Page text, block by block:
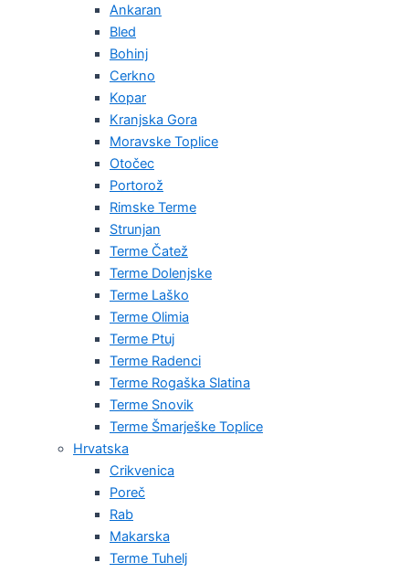
Ankaran
Bled
Bohinj
Cerkno
Kopar
Kranjska Gora
Moravske Toplice
Otočec
Portorož
Rimske Terme
Strunjan
Terme Čatež
Terme Dolenjske
Terme Laško
Terme Olimia
Terme Ptuj
Terme Radenci
Terme Rogaška Slatina
Terme Snovik
Terme Šmarješke Toplice
Hrvatska
Crikvenica
Poreč
Rab
Makarska
Terme Tuhelj